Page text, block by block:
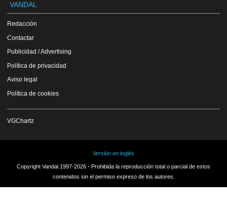
VANDAL
Redacción
Contactar
Publicidad / Advertising
Política de privacidad
Aviso legal
Política de cookies
VGChartz
Versión en inglés
Copyright Vandal 1997-2026 - Prohibida la reproducción total o parcial de estos
contenidos sin el permiso expreso de los autores.